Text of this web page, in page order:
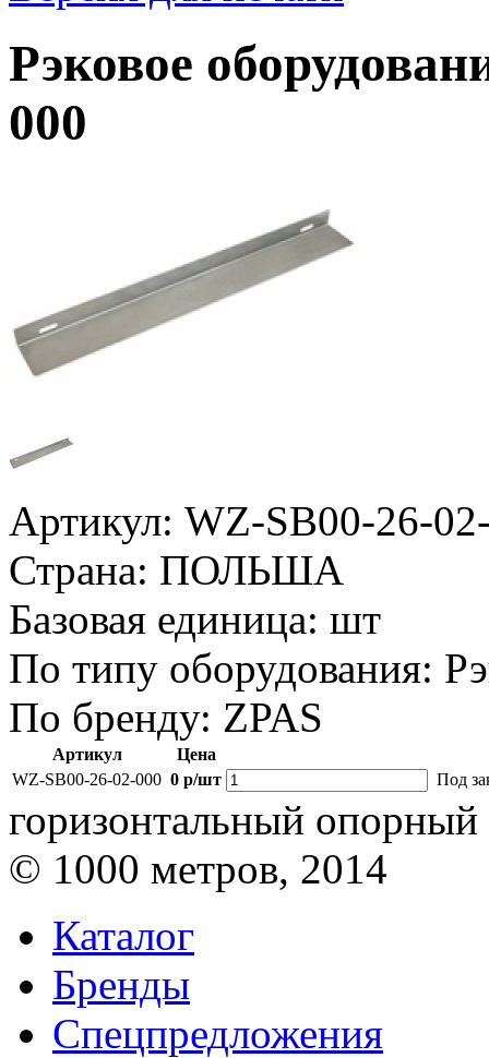
Рэковое
000
Артикул: WZ-SB00-26-
Страна: ПОЛЬША
Базовая единица: шт
По типу оборудования:
По бренду: ZPAS
Артикул
Цена
WZ-SB00-26-02-000 0 р/шт Под
горизонтальный
© 1000 метров, 2014
Каталог
Бренды
Спецпредложения